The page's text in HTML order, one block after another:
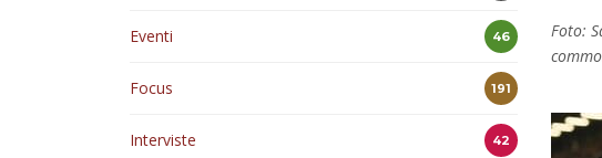
Foto:
Eventi 46
Focus 191
Interviste 42